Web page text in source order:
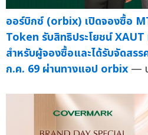
ออร์บิกซ์ (orbix) เปิดจองซื้อ
Token รับสิทธิประโยชน์
สำหรับผู้จองซื้อและได้รับจัดสรร
ก.ค. 69 ผ่านทางแอป orbix —